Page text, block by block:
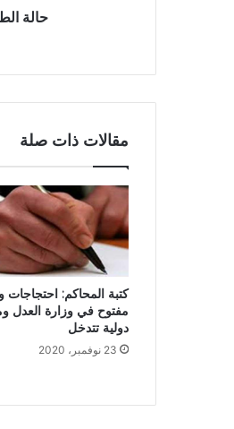
حالة
مقالات ذات صلة
كتبة المحاكم: احتجاجات
مفتوح في وزارة العدل
دولية تتدخل
23 نوفمبر، 2020